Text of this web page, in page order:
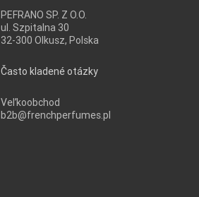
PEFRANO SP. Z O.O.
ul. Szpitalna 30
32-300 Olkusz, Polska
Často kladené otázky
Veľkoobchod
b2b@frenchperfumes.pl